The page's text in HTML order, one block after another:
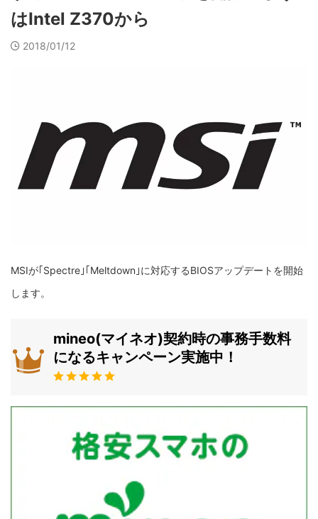
はIntel Z370から
2018/01/12
MSIが｢Spectre｣｢Meltdown｣に対応するBIOSアップデートを開始
します。
mineo(マイネオ)契約時の事務手数料
になるキャンペーン実施中！